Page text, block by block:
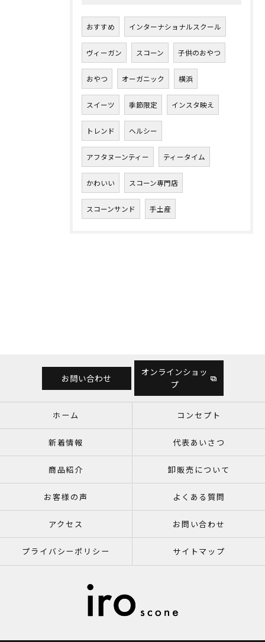
おすすめ インターナショナルスクール
ヴィーガン スコーン 子供のおやつ
おやつ オーガニック 横浜
スイーツ 季節限定 インスタ映え
トレンド ヘルシー
アフタヌーンティー ティータイム
かわいい スコーン専門店
スコーンサンド 手土産
お問い合わせ
オンラインショッ
プ
ホーム コンセプト
新着情報 代表あいさつ
商品紹介 卸販売について
お客様の声 よくある質問
アクセス お問い合わせ
プライバシーポリシー サイトマップ